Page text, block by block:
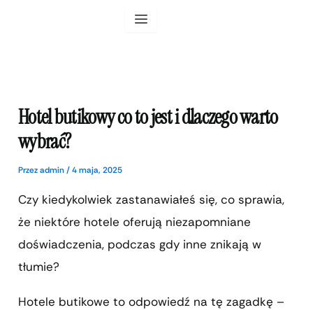
Hotel butikowy co to jest i dlaczego warto
wybrać?
Przezadmin/4 maja, 2025
Czy kiedykolwiek zastanawiałeś się, co sprawia,
że niektóre hotele oferują niezapomniane
doświadczenia, podczas gdy inne znikają w
tłumie?
Hotele butikowe to odpowiedź na tę zagadkę –